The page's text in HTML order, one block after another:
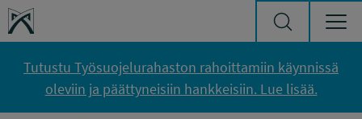
Siirry sisältöön
Työsuojelurahasto
Tutustu Työsuojelurahaston rahoittamiin käynnissä
oleviin ja päättyneisiin hankkeisiin. Lue lisää.